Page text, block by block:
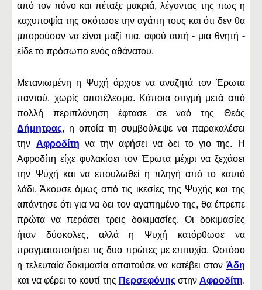
από τον πόνο και πέταξε μακριά, λέγοντας της πως η
καχυποψία της σκότωσε την αγάπη τους και ότι δεν θα
μπορούσαν να είναι μαζί πια, αφού αυτή - μια θνητή -
είδε το πρόσωπο ενός αθάνατου.
Μετανιωμένη η Ψυχή άρχισε να αναζητά τον Έρωτα
παντού, χωρίς αποτέλεσμα. Κάποια στιγμή μετά από
πολλή περιπλάνηση έφτασε σε ναό της Θεάς
Δήμητρας, η οποία τη συμβούλεψε να παρακαλέσει
την Αφροδίτη να την αφήσει να δει το γιο της. Η
Αφροδίτη είχε φυλακίσει τον Έρωτα μέχρι να ξεχάσει
την Ψυχή και να επουλωθεί η πληγή από το καυτό
λάδι. Άκουσε όμως από τις ικεσίες της Ψυχής και της
απάντησε ότι για να δει τον αγαπημένο της, θα έπρεπε
πρώτα να περάσει τρεις δοκιμασίες. Οι δοκιμασίες
ήταν δύσκολες, αλλά η Ψυχή κατόρθωσε να
πραγματοποιήσει τις δυο πρώτες με επιτυχία. Ωστόσο
η τελευταία δοκιμασία απαιτούσε να κατέβει στον Άδη
και να φέρει το κουτί της Περσεφόνηςστην Αφροδίτη.